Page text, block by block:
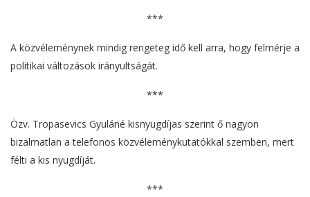
***
A közvéleménynek mindig rengeteg idő kell arra, hogy felmérje a
politikai változások irányultságát.
***
Özv. Tropasevics Gyuláné kisnyugdíjas szerint ő nagyon
bizalmatlan a telefonos közvéleménykutatókkal szemben, mert
félti a kis nyugdíját.
***